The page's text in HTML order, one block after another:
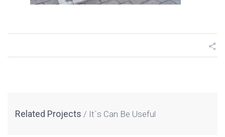
Related Projects It`s Can Be Useful